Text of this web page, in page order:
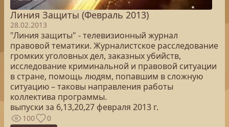
Линия Защиты (Февраль 2013)
28.02.2013
"Линия защиты" - телевизионный журнал
правовой тематики. Журналистское расследование
громких уголовных дел, заказных убийств,
исследование криминальной и правовой ситуации
в стране, помощь людям, попавшим в сложную
ситуацию – таковы направления работы
коллектива программы.
выпуски за 6,13,20,27 февраля 2013 г.
100 0